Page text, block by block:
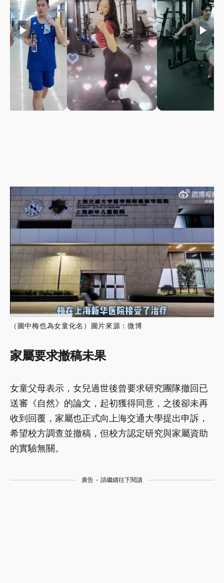
play_arrow play_arrow play_arrow
（圖中梅也為女童化名）圖片來源：微博
家屬要求撤稿未果
女童父母表示，女兒過世後曾要求研究團隊撤回已
送審《自然》的論文，起初獲得同意，之後卻未再
收到回覆，家屬也正式向上海交通大學提出申訴，
希望校方調查並撤稿，但校方認定研究與家屬資助
的實驗無關。
廣告 - 請繼續往下閱讀